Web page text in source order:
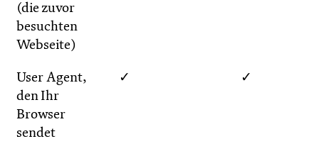
(die zuvor
besuchten
Webseite)
User Agent,
den Ihr
Browser
sendet
✓ ✓